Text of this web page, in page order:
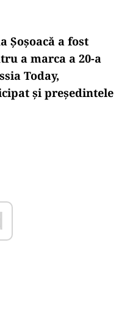
Șoșoacă a fost
a marca a 20-a
Today,
și președintele